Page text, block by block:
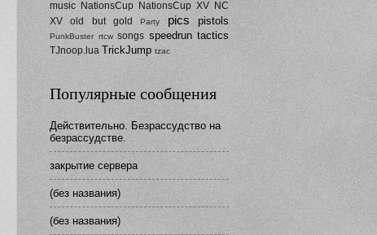
music NationsCup NationsCup XV
NC
XV
old but gold Party pics pistols
PunkBuster rtcw songs speedrun tactics
TJnoop.lua TrickJump tzac
Популярные сообщения
Действительно. Безрассудство на
безрассудстве.
закрытие сервера
(без названия)
(без названия)